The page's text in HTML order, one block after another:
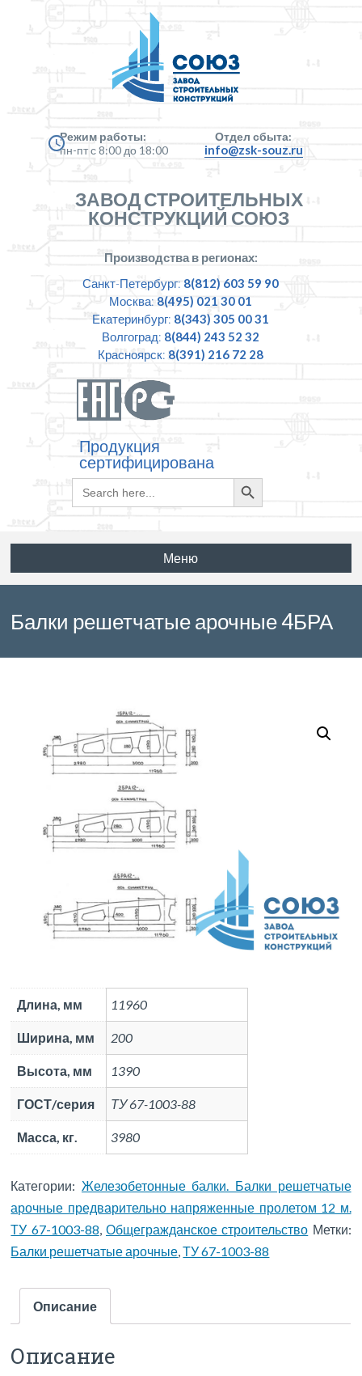
Режим работы:
пн-пт с 8:00 до 18:00
Отдел сбыта:
info@zsk-souz.ru
ЗАВОД СТРОИТЕЛЬНЫХ
КОНСТРУКЦИЙ СОЮЗ
Производства в регионах:
Санкт-Петербург: 8(812) 603 59 90
Москва: 8(495) 021 30 01
Екатеринбург: 8(343) 305 00 31
Волгоград: 8(844) 243 52 32
Красноярск: 8(391) 216 72 28
Продукция
сертифицирована
Search
for:
Search
Button
Меню
Балки решетчатые арочные 4БРА
Длина, мм 11960
Ширина, мм 200
Высота, мм 1390
ГОСТ/серия ТУ 67-1003-88
Масса, кг. 3980
Категории: Железобетонные балки. Балки решетчатые
арочные предварительно напряженные пролетом 12 м.
ТУ 67-1003-88, Общегражданское строительство Метки:
Балки решетчатые арочные,ТУ 67-1003-88
Описание
Описание